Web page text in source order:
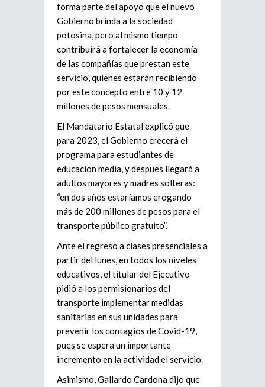
forma parte del apoyo que el nuevo
Gobierno brinda a la sociedad
potosina, pero al mismo tiempo
contribuirá a fortalecer la economía
de las compañías que prestan este
servicio, quienes estarán recibiendo
por este concepto entre 10 y 12
millones de pesos mensuales.
El Mandatario Estatal explicó que
para 2023, el Gobierno crecerá el
programa para estudiantes de
educación media, y después llegará a
adultos mayores y madres solteras:
“en dos años estaríamos erogando
más de 200 millones de pesos para el
transporte público gratuito”.
Ante el regreso a clases presenciales a
partir del lunes, en todos los niveles
educativos, el titular del Ejecutivo
pidió a los permisionarios del
transporte implementar medidas
sanitarias en sus unidades para
prevenir los contagios de Covid-19,
pues se espera un importante
incremento en la actividad el servicio.
Asimismo, Gallardo Cardona dijo que